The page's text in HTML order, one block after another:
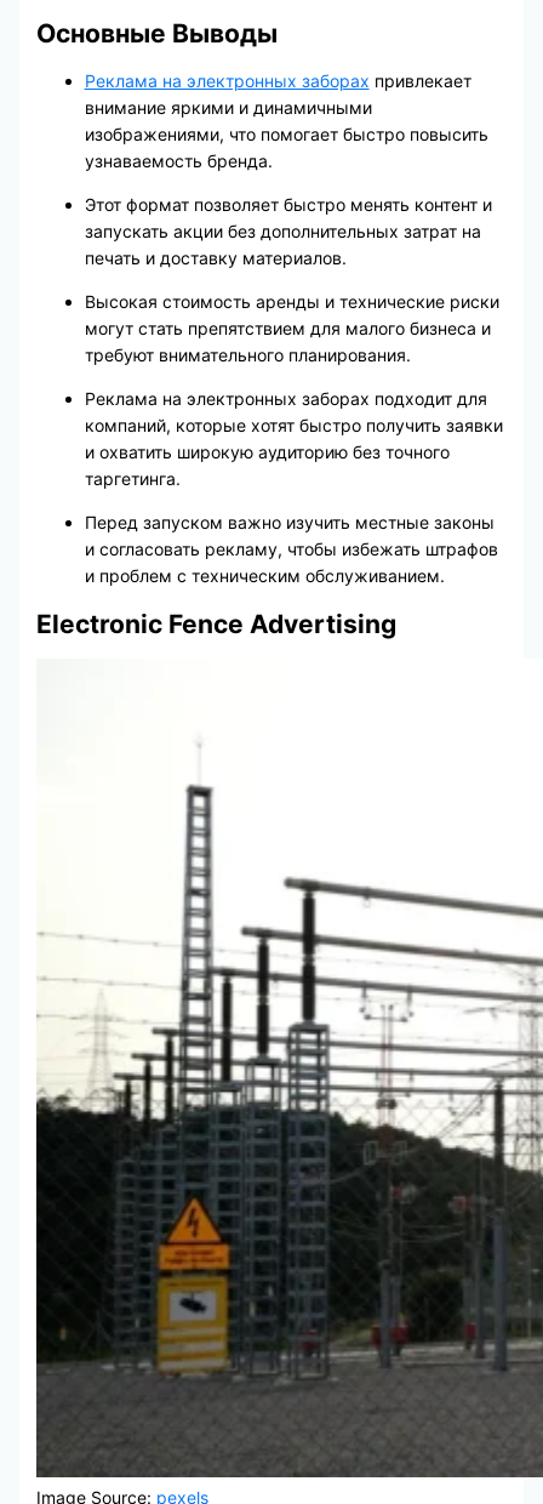
Основные Выводы
Реклама на электронных заборах привлекает
внимание яркими и динамичными
изображениями, что помогает быстро повысить
узнаваемость бренда.
Этот формат позволяет быстро менять контент и
запускать акции без дополнительных затрат на
печать и доставку материалов.
Высокая стоимость аренды и технические риски
могут стать препятствием для малого бизнеса и
требуют внимательного планирования.
Реклама на электронных заборах подходит для
компаний, которые хотят быстро получить заявки
и охватить широкую аудиторию без точного
таргетинга.
Перед запуском важно изучить местные законы
и согласовать рекламу, чтобы избежать штрафов
и проблем с техническим обслуживанием.
Electronic Fence Advertising
Image Source: pexels